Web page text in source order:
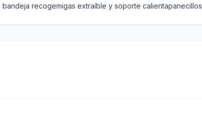
recogemigas extraíble y soporte calientapanecillos